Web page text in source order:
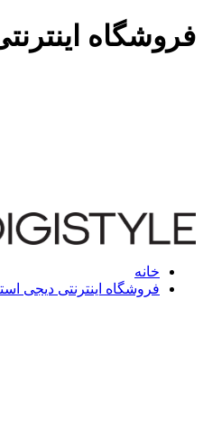
فروشگاه
خانه
فروشگاه اینترنتی دیجی